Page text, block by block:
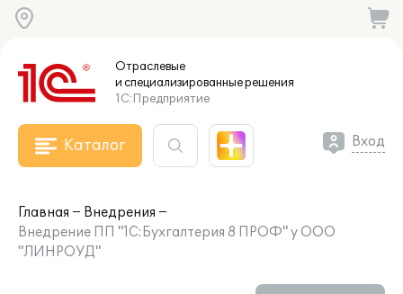
Отраслевые
и специализированныерешения
1С:Предприятие
Каталог Вход
Главная
Внедрения
Внедрение ПП "1С:Бухгалтерия 8 ПРОФ" у ООО
"ЛИНРОУД"